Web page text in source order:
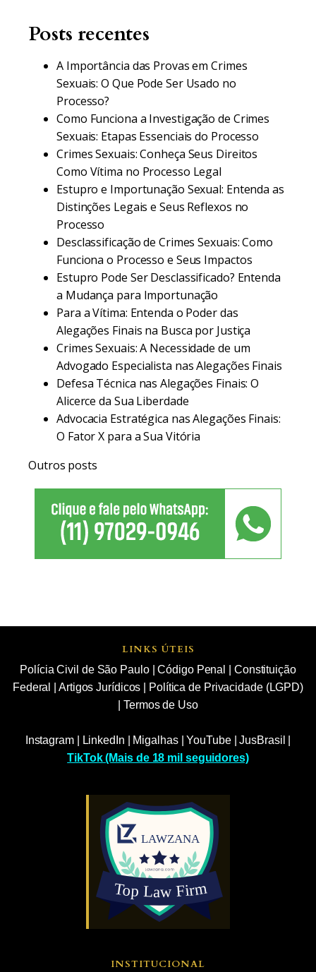
Posts recentes
A Importância das Provas em Crimes
Sexuais: O Que Pode Ser Usado no
Processo?
Como Funciona a Investigação de Crimes
Sexuais: Etapas Essenciais do Processo
Crimes Sexuais: Conheça Seus Direitos
Como Vítima no Processo Legal
Estupro e Importunação Sexual: Entenda as
Distinções Legais e Seus Reflexos no
Processo
Desclassificação de Crimes Sexuais: Como
Funciona o Processo e Seus Impactos
Estupro Pode Ser Desclassificado? Entenda
a Mudança para Importunação
Para a Vítima: Entenda o Poder das
Alegações Finais na Busca por Justiça
Crimes Sexuais: A Necessidade de um
Advogado Especialista nas Alegações Finais
Defesa Técnica nas Alegações Finais: O
Alicerce da Sua Liberdade
Advocacia Estratégica nas Alegações Finais:
O Fator X para a Sua Vitória
Outros posts
LINKS ÚTEIS
Polícia Civil de São Paulo|Código Penal
Constituição
Federal
Artigos Jurídicos
Política de Privacidade (LGPD)
|Termos de Uso
Instagram| LinkedIn Migalhas|YouTube|JusBrasil
TikTok (Mais de 18 mil seguidores)
INSTITUCIONAL